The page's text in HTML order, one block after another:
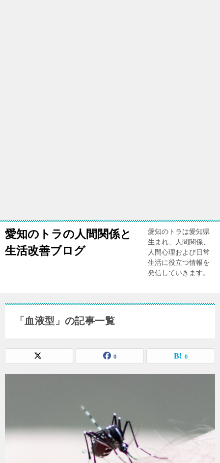
愛知のトラの人間関係と
生活改善ブログ
愛知のトラは愛知県
生まれ、人間関係、
人間心理および日常
生活に役立つ情報を
発信していきます。
「血液型」の記事一覧
0 0